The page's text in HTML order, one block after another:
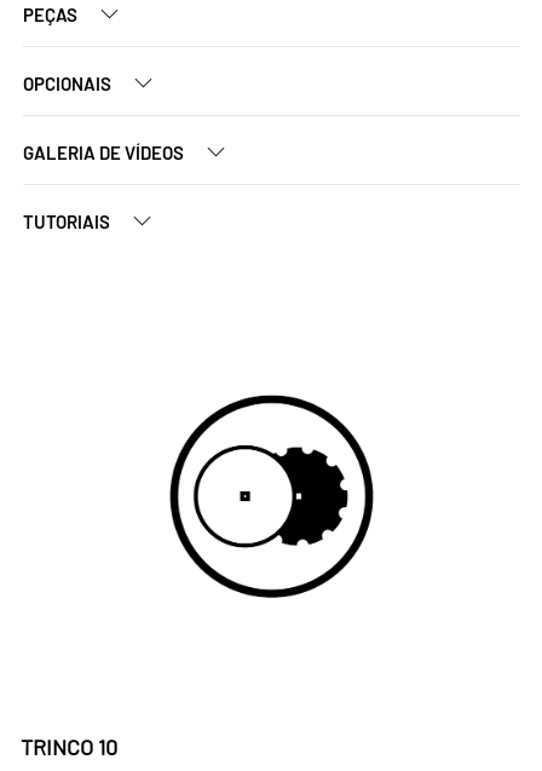
PEÇAS
OPCIONAIS
GALERIA DE VÍDEOS
TUTORIAIS
TRINCO 10